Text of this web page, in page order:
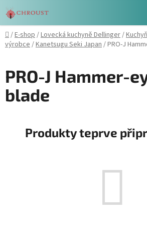
na
obsah
Domů
/E-shop/Lovecká kuchyně Dellinger/
výrobce/Kanetsugu Seki Japan/PRO-J
PRO-J Hammer-
blade
Produkty teprve